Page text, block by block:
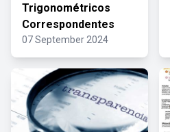
Trigonométricos
Correspondentes
07 September 2024